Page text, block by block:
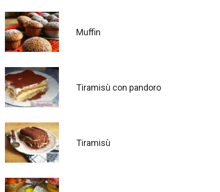
Muffin
Tiramisù con pandoro
Tiramisù